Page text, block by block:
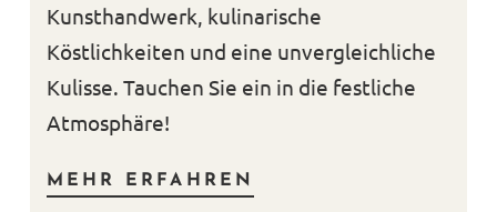
Kunsthandwerk, kulinarische
Köstlichkeiten und eine unvergleichliche
Kulisse. Tauchen Sie ein in die festliche
Atmosphäre!
MEHR ERFAHREN